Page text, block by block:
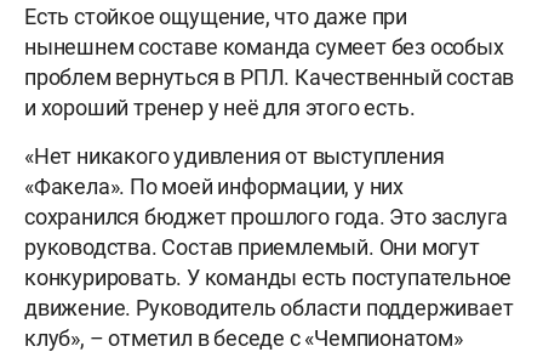
Есть стойкое ощущение, что даже при
нынешнем составе команда сумеет без особых
проблем вернуться в РПЛ. Качественный состав
и хороший тренер у неё для этого есть.
«Нет никакого удивления от выступления
«Факела». По моей информации, у них
сохранился бюджет прошлого года. Это заслуга
руководства. Состав приемлемый. Они могут
конкурировать. У команды есть поступательное
движение. Руководитель области поддерживает
клуб», – отметил в беседе с «Чемпионатом»